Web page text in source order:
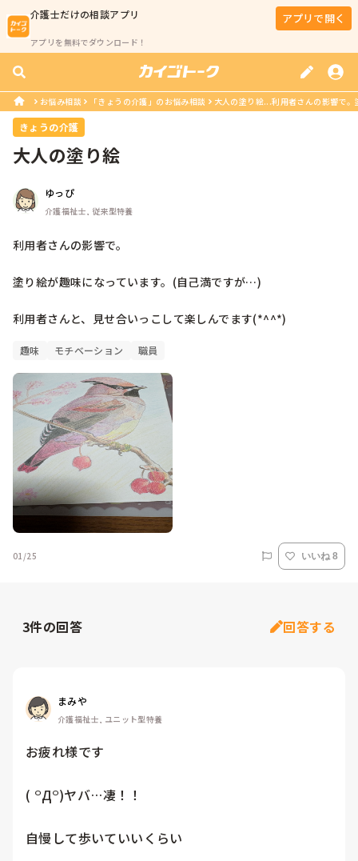
介護士だけの相談アプリ
アプリを無料でダウンロード！
アプリで開く
お悩み相談 「きょうの介護」のお悩み相談 大人の塗り絵...利用者さんの影響で
きょうの介護
大人の塗り絵
ゆっぴ
介護福祉士, 従来型特養
利用者さんの影響で。
塗り絵が趣味になっています。(自己満ですが…)
利用者さんと、見せ合いっこして楽しんでます(*^^*)
趣味 モチベーション 職員
01/25 いいね 8
3件の回答 回答する
まみや
介護福祉士, ユニット型特養
お疲れ様です
( ꒪Д꒪)ヤバ…凄！！
自慢して歩いていいくらい